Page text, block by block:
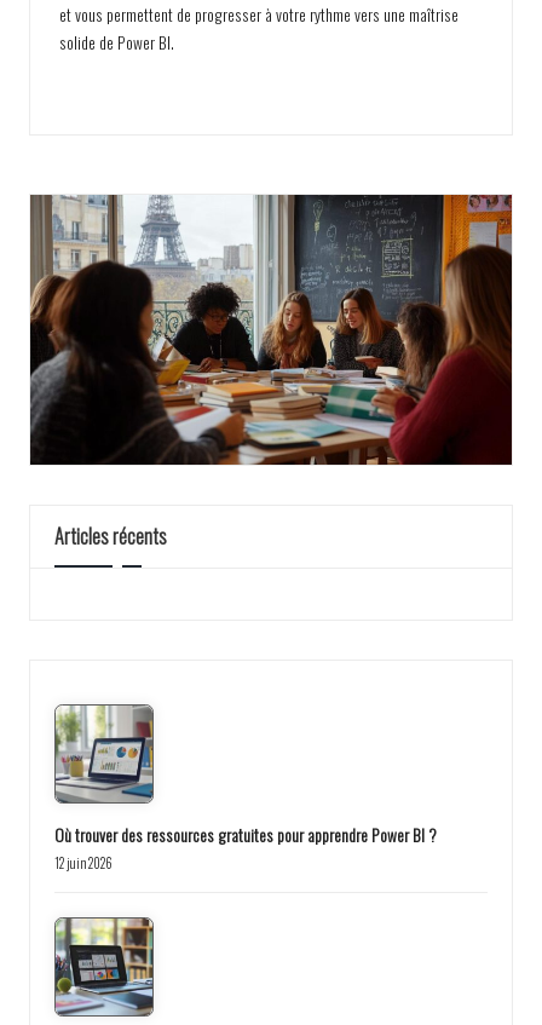
et vous permettent de progresser à votre rythme vers une maîtrise
solide de Power BI.
Articles récents
Où trouver des ressources gratuites pour apprendre Power BI ?
12 juin 2026